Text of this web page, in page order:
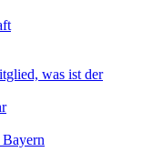
was ist der